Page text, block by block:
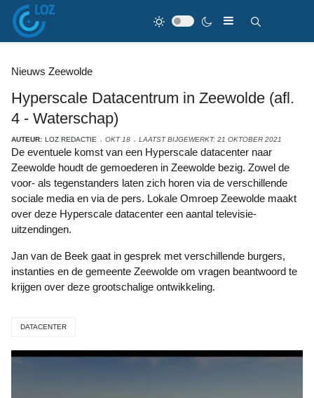
Nieuws Zeewolde
Hyperscale Datacentrum in Zeewolde (afl.
4 - Waterschap)
AUTEUR: LOZ REDACTIE OKT 18 LAATST BIJGEWERKT: 21 OKTOBER 2021
De eventuele komst van een Hyperscale datacenter naar
Zeewolde houdt de gemoederen in Zeewolde bezig. Zowel de
voor- als tegenstanders laten zich horen via de verschillende
sociale media en via de pers. Lokale Omroep Zeewolde maakt
over deze Hyperscale datacenter een aantal televisie-
uitzendingen.
Jan van de Beek gaat in gesprek met verschillende burgers,
instanties en de gemeente Zeewolde om vragen beantwoord te
krijgen over deze grootschalige ontwikkeling.
DATACENTER